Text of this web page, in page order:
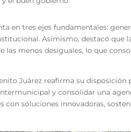
en tres ejes fundamentales:
Asimismo, destacó que
las menos desiguales, lo que
Juárez reafirma su disposición
y consolidar una
soluciones innovadoras,